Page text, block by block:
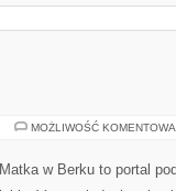
MOŻLIWOŚĆ
Matka w Berku to portal